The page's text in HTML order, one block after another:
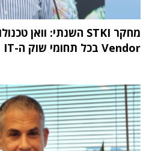
Vendor בכל תחומי שוק ה-IT